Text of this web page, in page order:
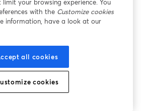
limit your browsing experience. You
with the Customize cookies
information, have a look at our
all cookies
cookies